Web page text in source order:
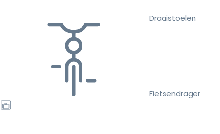
Draaistoelen
Fietsendrager